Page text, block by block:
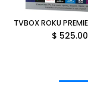
$ 525.00